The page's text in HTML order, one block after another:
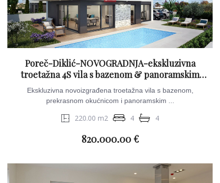
Poreč-Diklić-NOVOGRADNJA-ekskluzivna
troetažna 4S vila s bazenom & panoramskim
pogledom
Ekskluzivna novoizgrađena troetažna vila s bazenom,
prekrasnom okućnicom i panoramskim ...
220.00 m2 4 4
820.000.00 €